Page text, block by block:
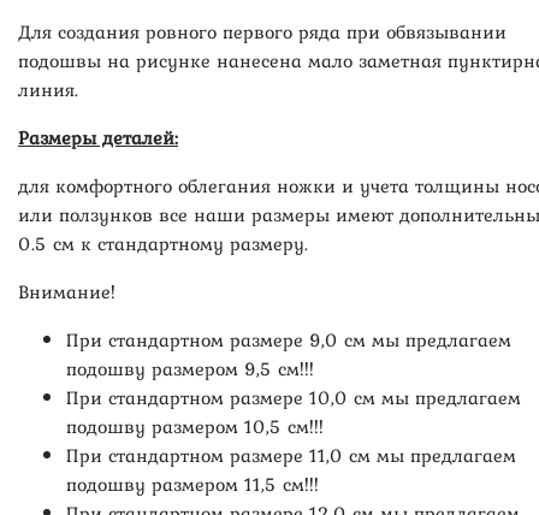
Для создания ровного первого ряда при обвязывании
подошвы на рисунке нанесена мало заметная
линия.
Размеры деталей:
для комфортного облегания ножки и учета толщины
или ползунков все наши размеры имеют
0.5 см к стандартному размеру.
Внимание!
При стандартном размере 9,0 см мы предлагаем
подошву размером 9,5 см!!!
При стандартном размере 10,0 см мы предлагаем
подошву размером 10,5 см!!!
При стандартном размере 11,0 см мы предлагаем
подошву размером 11,5 см!!!